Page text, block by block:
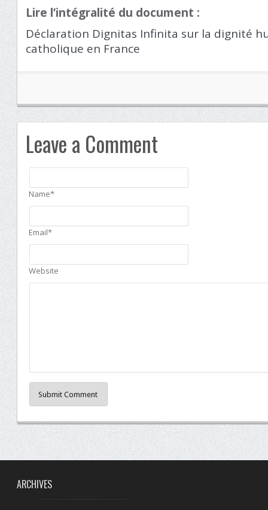
Lire l’intégralité du document :
Déclaration Dignitas Infinita sur la dignité
catholique en France
Leave a Comment
Name*
Email*
Website
Submit Comment
ARCHIVES